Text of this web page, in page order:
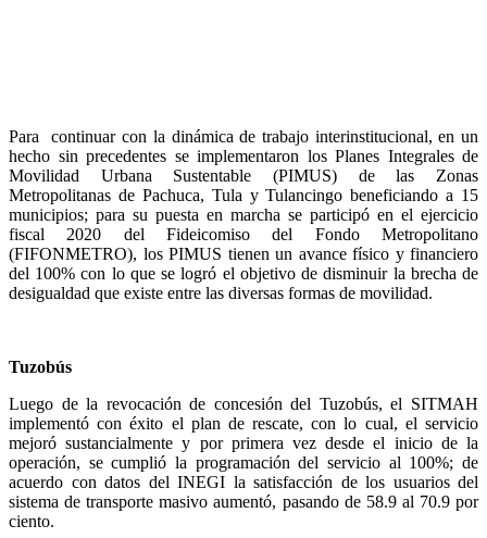
Para continuar con la dinámica de trabajo interinstitucional, en un
hecho sin precedentes se implementaron los Planes Integrales de
Movilidad Urbana Sustentable (PIMUS) de las Zonas
Metropolitanas de Pachuca, Tula y Tulancingo beneficiando a 15
municipios; para su puesta en marcha se participó en el ejercicio
fiscal 2020 del Fideicomiso del Fondo Metropolitano
(FIFONMETRO), los PIMUS tienen un avance físico y financiero
del 100% con lo que se logró el objetivo de disminuir la brecha de
desigualdad que existe entre las diversas formas de movilidad.
Tuzobús
Luego de la revocación de concesión del Tuzobús, el SITMAH
implementó con éxito el plan de rescate, con lo cual, el servicio
mejoró sustancialmente y por primera vez desde el inicio de la
operación, se cumplió la programación del servicio al 100%; de
acuerdo con datos del INEGI la satisfacción de los usuarios del
sistema de transporte masivo aumentó, pasando de 58.9 al 70.9 por
ciento.